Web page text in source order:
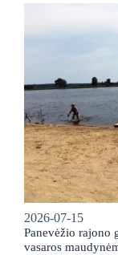
2026-07-15
Panevėžio rajono
vasaros